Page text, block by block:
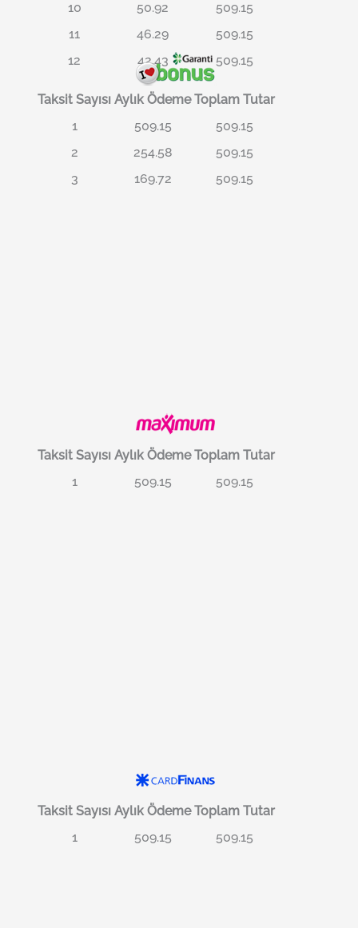
10 50.92
509.15
11
46.29
509.15
12
42.43 509.15
Taksit Sayısı Aylık Ödeme Toplam Tutar
1
509.15
509.15
2
254.58
509.15
3
169.72 509.15
Taksit Sayısı Aylık Ödeme Toplam Tutar
1
509.15 509.15
Taksit Sayısı Aylık Ödeme Toplam Tutar
1
509.15 509.15